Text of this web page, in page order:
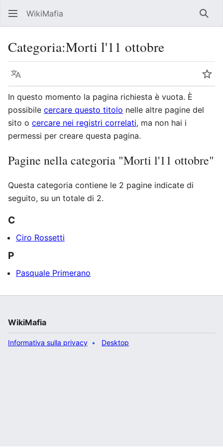
WikiMafia
Categoria:Morti l'11 ottobre
Lingua
In questo momento la pagina richiesta è vuota. È
possibile cercare questo titolo nelle altre pagine del
sito o cercare nei registri correlati, ma non hai i
permessi per creare questa pagina.
Pagine nella categoria "Morti l'11 ottobre"
Questa categoria contiene le 2 pagine indicate di
seguito, su un totale di 2.
C
Ciro Rossetti
P
Pasquale Primerano
WikiMafia
Informativa sulla privacy Desktop